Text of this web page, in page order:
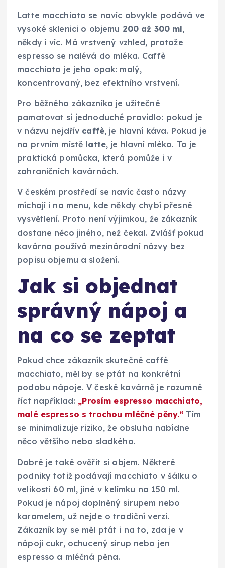
Latte macchiato se navíc obvykle podává ve
vysoké sklenici o objemu 200 až 300 ml,
někdy i víc. Má vrstvený vzhled, protože
espresso se nalévá do mléka. Caffè
macchiato je jeho opak: malý,
koncentrovaný, bez efektního vrstvení.
Pro běžného zákazníka je užitečné
pamatovat si jednoduché pravidlo: pokud je
v názvu nejdřív caffè, je hlavní káva. Pokud je
na prvním místě latte, je hlavní mléko. To je
praktická pomůcka, která pomůže i v
zahraničních kavárnách.
V českém prostředí se navíc často názvy
míchají i na menu, kde někdy chybí přesné
vysvětlení. Proto není výjimkou, že zákazník
dostane něco jiného, než čekal. Zvlášť pokud
kavárna používá mezinárodní názvy bez
popisu objemu a složení.
Jak si objednat
správný nápoj a
na co se zeptat
Pokud chce zákazník skutečné caffè
macchiato, měl by se ptát na konkrétní
podobu nápoje. V české kavárně je rozumné
říct například: „Prosím espresso macchiato,
malé espresso s trochou mléčné pěny.“ Tím
se minimalizuje riziko, že obsluha nabídne
něco většího nebo sladkého.
Dobré je také ověřit si objem. Některé
podniky totiž podávají macchiato v šálku o
velikosti 60 ml, jiné v kelímku na 150 ml.
Pokud je nápoj doplněný sirupem nebo
karamelem, už nejde o tradiční verzi.
Zákazník by se měl ptát i na to, zda je v
nápoji cukr, ochucený sirup nebo jen
espresso a mléčná pěna.